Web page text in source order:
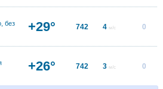
без
+29° 742 4 м/с 0
+26° 742 3 м/с 0